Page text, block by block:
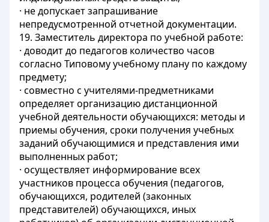
· не допускает запрашивание
непредусмотренной отчетной документации.
19. Заместитель директора по учебной работе:
· доводит до педагогов количество часов
согласно Типовому учебному плану по каждому
предмету;
· совместно с учителями-предметниками
определяет организацию дистанционной
учебной деятельности обучающихся: методы и
приемы обучения, сроки получения учебных
заданий обучающимися и представления ими
выполненных работ;
· осуществляет информирование всех
участников процесса обучения (педагогов,
обучающихся, родителей (законных
представителей) обучающихся, иных